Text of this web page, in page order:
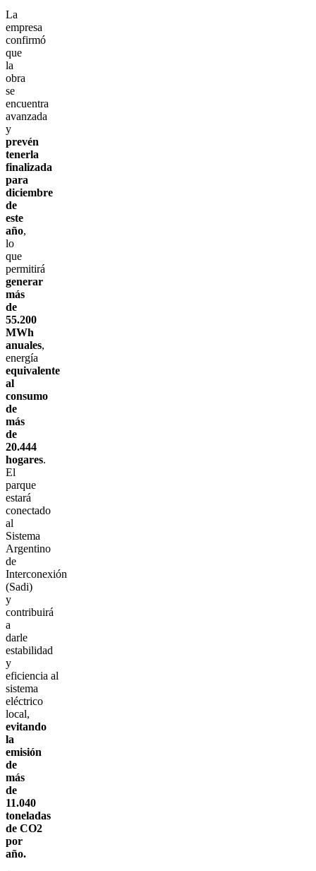
La
empresa
confirmó
que
la
obra
se
encuentra
avanzada
y
prevén
tenerla
finalizada
para
diciembre
de
este
año,
lo
que
permitirá
generar
más
de
55.200
MWh
anuales,
energía
equivalente
al
consumo
de
más
de
20.444
hogares.
El
parque
estará
conectado
al
Sistema
Argentino
de
Interconexión
(Sadi)
y
contribuirá
a
darle
estabilidad
y
eficiencia al
sistema
eléctrico
local,
evitando
la
emisión
de
más
de
11.040
toneladas
de CO2
por
año.